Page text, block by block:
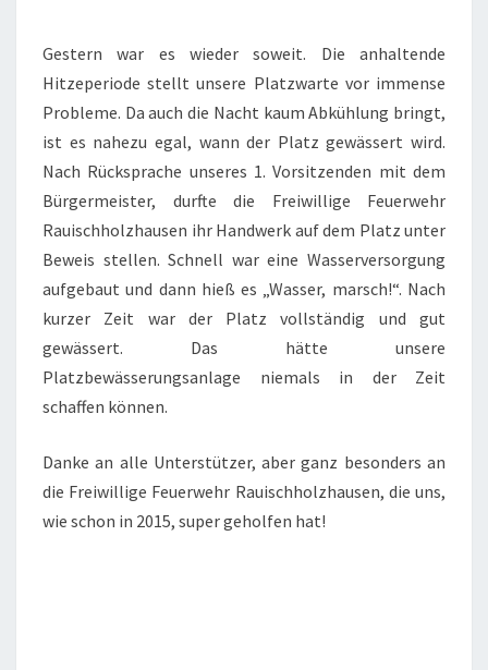
Gestern war es wieder soweit. Die anhaltende
Hitzeperiode stellt unsere Platzwarte vor immense
Probleme. Da auch die Nacht kaum Abkühlung bringt,
ist es nahezu egal, wann der Platz gewässert wird.
Nach Rücksprache unseres 1. Vorsitzenden mit dem
Bürgermeister, durfte die Freiwillige Feuerwehr
Rauischholzhausen ihr Handwerk auf dem Platz unter
Beweis stellen. Schnell war eine Wasserversorgung
aufgebaut und dann hieß es „Wasser, marsch!“. Nach
kurzer Zeit war der Platz vollständig und gut
gewässert. Das hätte unsere
Platzbewässerungsanlage niemals in der Zeit
schaffen können.
Danke an alle Unterstützer, aber ganz besonders an
die Freiwillige Feuerwehr Rauischholzhausen, die uns,
wie schon in 2015, super geholfen hat!